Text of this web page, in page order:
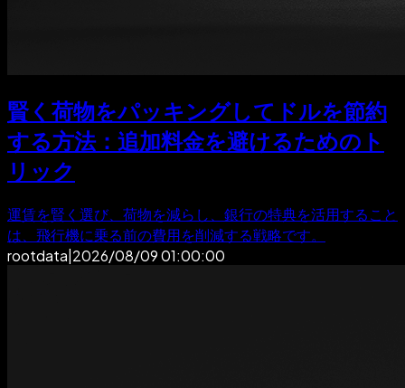
賢く荷物をパッキングしてドルを節約
する方法：追加料金を避けるためのト
リック
運賃を賢く選び、荷物を減らし、銀行の特典を活用すること
は、飛行機に乗る前の費用を削減する戦略です。
rootdata|2026/08/09 01:00:00